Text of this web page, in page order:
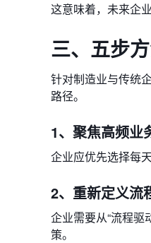
这意味着，未来企
三、 五步方
针对制造业与传统
路径。
1、聚焦高频业
企业应优先选择每
2、重新定义流
企业需要从“流程驱
策。